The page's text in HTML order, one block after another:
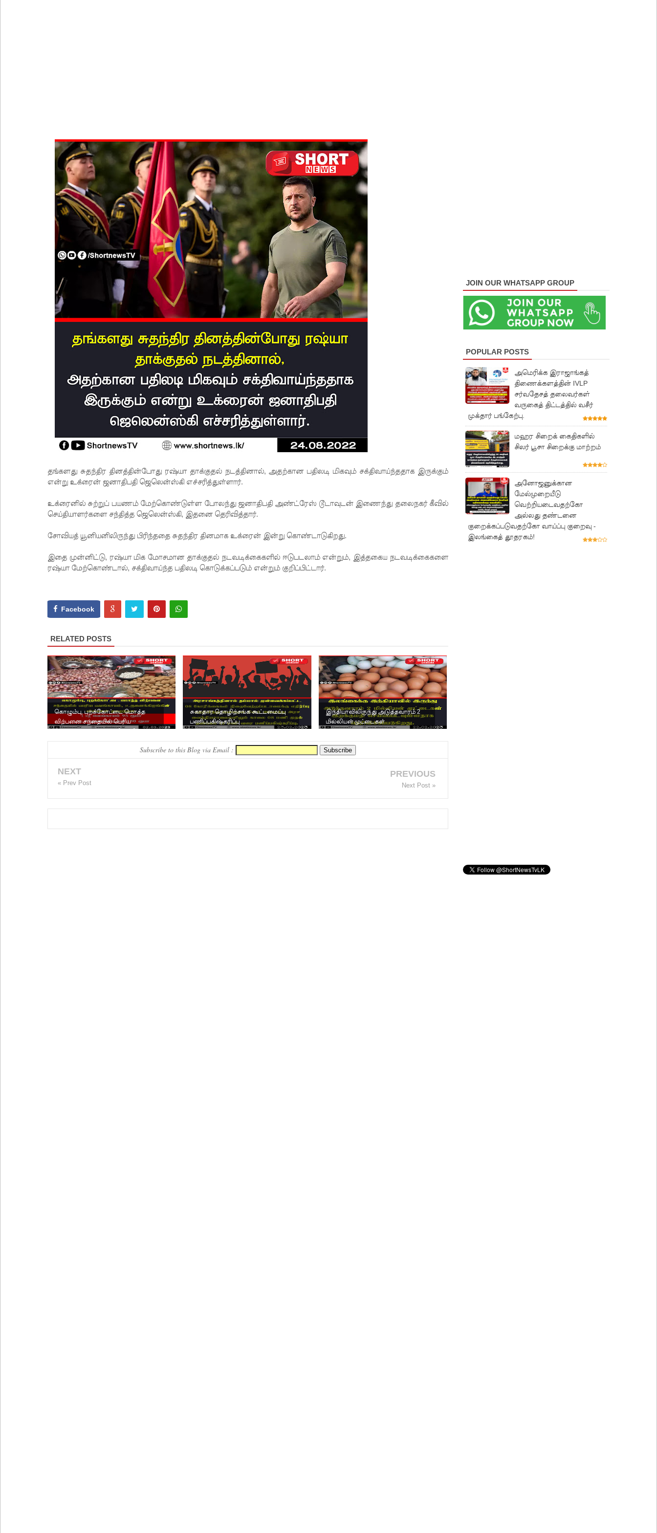
வர்த்தமானியில் வெளியானது 22வது அரசியலமைப்புத் திருத்தச் சட்டமூலம்!
தங்களது சுதந்திர தினத்தின்போது ரஷ்யா தாக்குதல் நடத்தினால், அதற்கான பதிலடி மிகவும் சக்திவாய்ந்ததாக இருக்கும்
என்று உக்ரைன் ஜனாதிபதி ஜெலென்ஸ்கி எச்சரித்துள்ளார்.
உக்ரைனில் சுற்றுப் பயணம் மேற்கொண்டுள்ள போலந்து ஜனாதிபதி அண்ட்ரேஸ் டூடாவுடன் இணைந்து தலைநகர் கீவில்
செய்தியாளர்களை சந்தித்த ஜெலென்ஸ்கி, இதனை தெரிவித்தார்.
சோவியத் யூனியனிலிருந்து பிரிந்ததை சுதந்திர தினமாக உக்ரைன் இன்று கொண்டாடுகிறது.
இதை முன்னிட்டு, ரஷ்யா மிக மோசமான தாக்குதல் நடவடிக்கைகளில் ஈடுபடலாம் என்றும், இத்தகைய நடவடிக்கைகளை
ரஷ்யா மேற்கொண்டால், சக்திவாய்ந்த பதிலடி கொடுக்கப்படும் என்றும் குறிப்பிட்டார்.
Facebook
RELATED POSTS
கொழும்பு, புறக்கோட்டை மொத்த
விற்பனை சந்தையில் பெரிய
சுகாதார தொழிற்சங்க கூட்டமைப்பு
பணிப்பகிஷ்கரிப்பு
இந்தியாவிலிருந்து அடுத்தவாரம் 2
மில்லியன் முட்டைகள்
Subscribe to this Blog via Email :
NEXT
« Prev Post
PREVIOUS
Next Post »
JOIN OUR WHATSAPP GROUP
POPULAR POSTS
அமெரிக்க இராஜாங்கத்
திணைக்களத்தின் IVLP
சர்வதேசத் தலைவர்கள்
வருகைத் திட்டத்தில் வசீர்
முக்தார் பங்கேற்பு.
மஹர சிறைக் கைதிகளில்
சிலர் பூசா சிறைக்கு மாற்றம்
அனோஜனுக்கான
மேல்முறையீடு
வெற்றியடைவதற்கோ
அல்லது தண்டனை
குறைக்கப்படுவதற்கோ வாய்ப்பு குறைவு -
இலங்கைத் தூதரகம்!